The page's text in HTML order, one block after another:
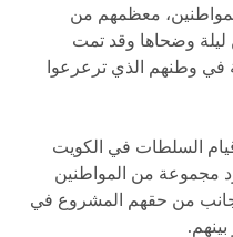
معظمهم من
ليلة وضحاها وقد تمت
في وطنهم الذي ترعرعوا
السلطات في الكويت
مجموعة من المواطنين
من حقهم المشروع في